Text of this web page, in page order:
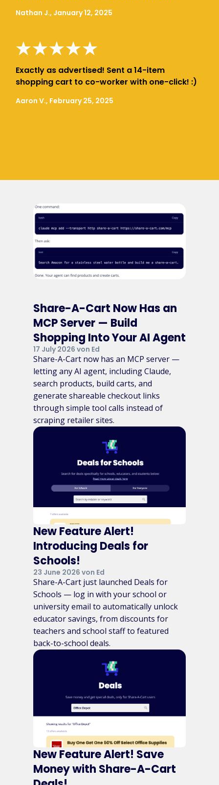
Nathan J., January 12, 2025
Exactly as advertised! Sent a 14-item
shopping cart to co-worker with one-click! :)
Aaron V., February 25, 2025
Share-A-Cart Now Has an
MCP Server — Build
Shopping Into Your AI Agent
17 July 2026 von Ed
Share-A-Cart now has an MCP server —
letting any AI agent, including Claude,
search products, build carts, and
generate shareable checkout links
through simple tool calls instead of
scraping retailer sites.
New Feature Alert!
Introducing Deals for
Schools!
23 June 2026 von Ed
Share-A-Cart just launched Deals for
Schools — log in with your school or
university email to automatically unlock
educator savings, from discounts for
teachers and school staff to featured
back-to-school deals.
New Feature Alert! Save
Money with Share-A-Cart